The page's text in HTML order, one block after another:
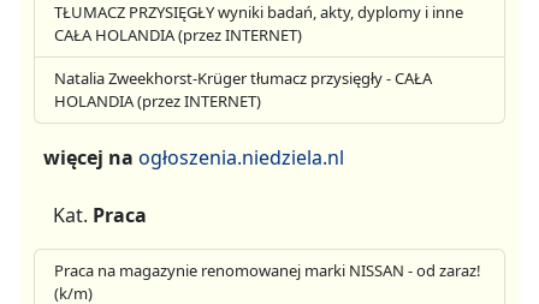
TŁUMACZ PRZYSIĘGŁY wyniki badań, akty, dyplomy i inne
CAŁA HOLANDIA (przez INTERNET)
Natalia Zweekhorst-Krüger tłumacz przysięgły - CAŁA
HOLANDIA (przez INTERNET)
więcej na ogłoszenia.niedziela.nl
Kat. Praca
Praca na magazynie renomowanej marki NISSAN - od zaraz!
(k/m)